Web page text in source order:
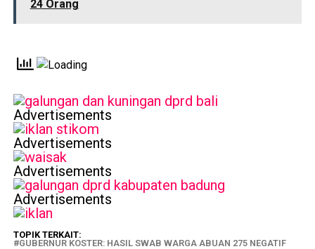
24 Orang
Advertisements
Advertisements
Advertisements
Advertisements
TOPIK TERKAIT:
GUBERNUR KOSTER: HASIL SWAB WARGA ABUAN 275 NEGATIF